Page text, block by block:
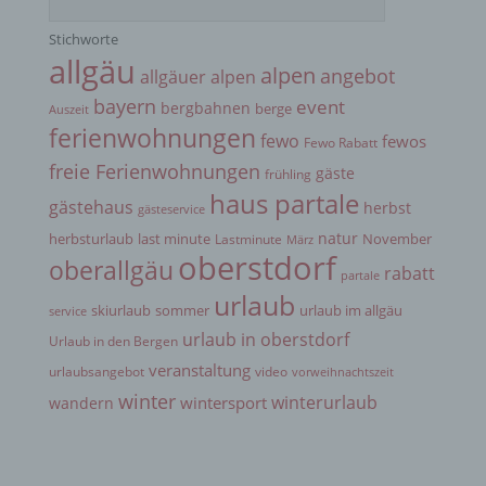
Stichworte
allgäu allgäuer alpen alpen angebot
Auszeit bayern bergbahnen berge event
ferienwohnungen fewo Fewo Rabatt fewos
freie Ferienwohnungen frühling gäste
gästehaus gästeservice haus partale herbst
herbsturlaub last minute Lastminute März natur November
oberallgäu oberstdorf partale rabatt
service skiurlaub sommer urlaub urlaub im allgäu
Urlaub in den Bergen urlaub in oberstdorf
urlaubsangebot veranstaltung video vorweihnachtszeit
wandern winter wintersport winterurlaub
g) Verantwortlicher oder für die Verarbeitung
Verantwortlicher
Verantwortlicher oder für die Verarbeitung
Verantwortlicher ist die natürliche oder juristische
Person, Behörde, Einrichtung oder andere Stelle,
die allein oder gemeinsam mit anderen über die
Zwecke und Mittel der Verarbeitung von
personenbezogenen Daten entscheidet. Sind die
Zwecke und Mittel dieser Verarbeitung durch das
Unionsrecht oder das Recht der Mitgliedstaaten
vorgegeben, so kann der Verantwortliche
beziehungsweise können die bestimmten Kriterien
seiner Benennung nach dem Unionsrecht oder
dem Recht der Mitgliedstaaten vorgesehen